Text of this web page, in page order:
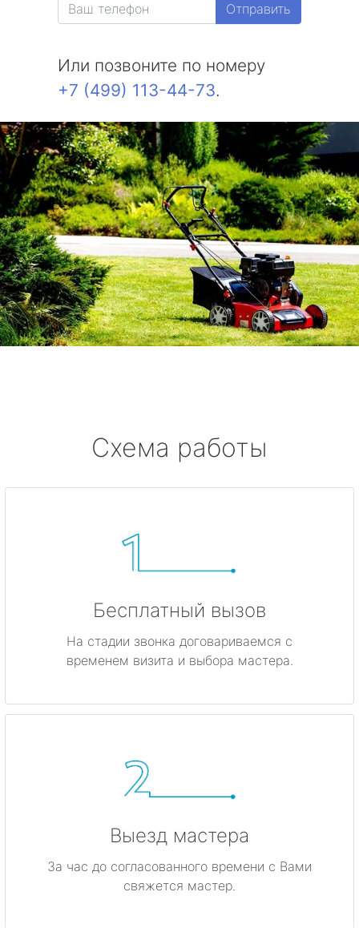
Отправить
Или позвоните по номеру
+7 (499) 113-44-73.
Схема работы
Бесплатный вызов
На стадии звонка договариваемся с
временем визита и выбора мастера.
Выезд мастера
За час до согласованного времени с Вами
свяжется мастер.